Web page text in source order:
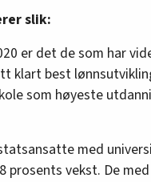
slik:
er det de som har
klart best
som høyeste
med
prosents vekst. De